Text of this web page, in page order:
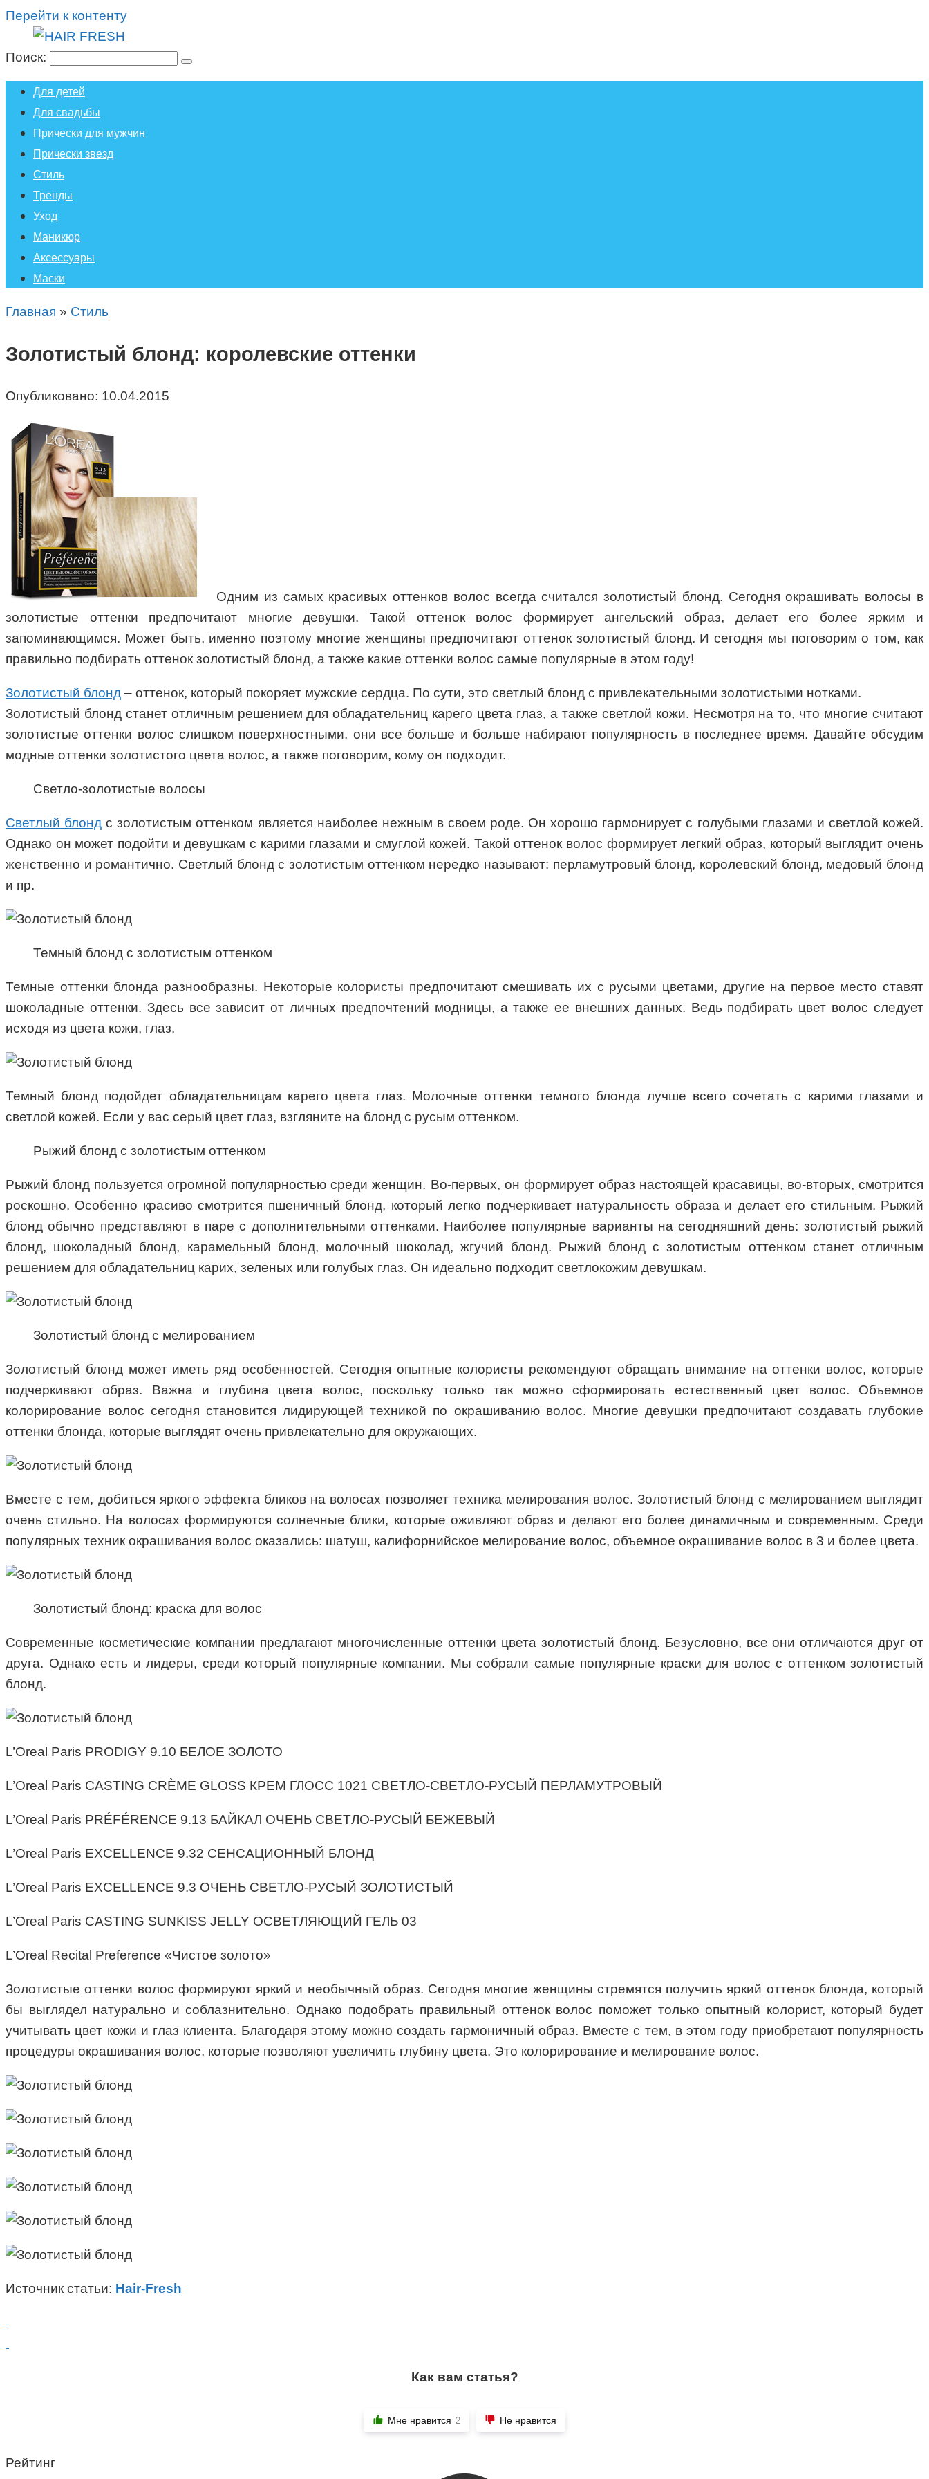
Перейти к контенту
Поиск:
Для детей
Для свадьбы
Прически для мужчин
Прически звезд
Стиль
Тренды
Уход
Маникюр
Аксессуары
Маски
Главная » Стиль
Золотистый блонд: королевские оттенки
Опубликовано: 10.04.2015
Одним из самых красивых оттенков волос всегда считался золотистый блонд. Сегодня окрашивать волосы в
золотистые оттенки предпочитают многие девушки. Такой оттенок волос формирует ангельский образ, делает его более ярким и
запоминающимся. Может быть, именно поэтому многие женщины предпочитают оттенок золотистый блонд. И сегодня мы поговорим о том, как
правильно подбирать оттенок золотистый блонд, а также какие оттенки волос самые популярные в этом году!
Золотистый блонд – оттенок, который покоряет мужские сердца. По сути, это светлый блонд с привлекательными золотистыми нотками.
Золотистый блонд станет отличным решением для обладательниц карего цвета глаз, а также светлой кожи. Несмотря на то, что многие считают
золотистые оттенки волос слишком поверхностными, они все больше и больше набирают популярность в последнее время. Давайте обсудим
модные оттенки золотистого цвета волос, а также поговорим, кому он подходит.
Светло-золотистые волосы
Светлый блонд с золотистым оттенком является наиболее нежным в своем роде. Он хорошо гармонирует с голубыми глазами и светлой кожей.
Однако он может подойти и девушкам с карими глазами и смуглой кожей. Такой оттенок волос формирует легкий образ, который выглядит очень
женственно и романтично. Светлый блонд с золотистым оттенком нередко называют: перламутровый блонд, королевский блонд, медовый блонд
и пр.
Темный блонд с золотистым оттенком
Темные оттенки блонда разнообразны. Некоторые колористы предпочитают смешивать их с русыми цветами, другие на первое место ставят
шоколадные оттенки. Здесь все зависит от личных предпочтений модницы, а также ее внешних данных. Ведь подбирать цвет волос следует
исходя из цвета кожи, глаз.
Темный блонд подойдет обладательницам карего цвета глаз. Молочные оттенки темного блонда лучше всего сочетать с карими глазами и
светлой кожей. Если у вас серый цвет глаз, взгляните на блонд с русым оттенком.
Рыжий блонд с золотистым оттенком
Рыжий блонд пользуется огромной популярностью среди женщин. Во-первых, он формирует образ настоящей красавицы, во-вторых, смотрится
роскошно. Особенно красиво смотрится пшеничный блонд, который легко подчеркивает натуральность образа и делает его стильным. Рыжий
блонд обычно представляют в паре с дополнительными оттенками. Наиболее популярные варианты на сегодняшний день: золотистый рыжий
блонд, шоколадный блонд, карамельный блонд, молочный шоколад, жгучий блонд. Рыжий блонд с золотистым оттенком станет отличным
решением для обладательниц карих, зеленых или голубых глаз. Он идеально подходит светлокожим девушкам.
Золотистый блонд с мелированием
Золотистый блонд может иметь ряд особенностей. Сегодня опытные колористы рекомендуют обращать внимание на оттенки волос, которые
подчеркивают образ. Важна и глубина цвета волос, поскольку только так можно сформировать естественный цвет волос. Объемное
колорирование волос сегодня становится лидирующей техникой по окрашиванию волос. Многие девушки предпочитают создавать глубокие
оттенки блонда, которые выглядят очень привлекательно для окружающих.
Вместе с тем, добиться яркого эффекта бликов на волосах позволяет техника мелирования волос. Золотистый блонд с мелированием выглядит
очень стильно. На волосах формируются солнечные блики, которые оживляют образ и делают его более динамичным и современным. Среди
популярных техник окрашивания волос оказались: шатуш, калифорнийское мелирование волос, объемное окрашивание волос в 3 и более цвета.
Золотистый блонд: краска для волос
Современные косметические компании предлагают многочисленные оттенки цвета золотистый блонд. Безусловно, все они отличаются друг от
друга. Однако есть и лидеры, среди который популярные компании. Мы собрали самые популярные краски для волос с оттенком золотистый
блонд.
L’Oreal Paris PRODIGY 9.10 БЕЛОЕ ЗОЛОТО
L’Oreal Paris CASTING CRÈME GLOSS КРЕМ ГЛОСС 1021 CВЕТЛО-СВЕТЛО-РУСЫЙ ПЕРЛАМУТРОВЫЙ
L’Oreal Paris PRÉFÉRENCE 9.13 БАЙКАЛ ОЧЕНЬ СВЕТЛО-РУСЫЙ БЕЖЕВЫЙ
L’Oreal Paris EXCELLENCE 9.32 СЕНСАЦИОННЫЙ БЛОНД
L’Oreal Paris EXCELLENCE 9.3 ОЧЕНЬ СВЕТЛО-РУСЫЙ ЗОЛОТИСТЫЙ
L’Oreal Paris CASTING SUNKISS JELLY ОСВЕТЛЯЮЩИЙ ГЕЛЬ 03
L’Oreal Recital Preference «Чистое золото»
Золотистые оттенки волос формируют яркий и необычный образ. Сегодня многие женщины стремятся получить яркий оттенок блонда, который
бы выглядел натурально и соблазнительно. Однако подобрать правильный оттенок волос поможет только опытный колорист, который будет
учитывать цвет кожи и глаз клиента. Благодаря этому можно создать гармоничный образ. Вместе с тем, в этом году приобретают популярность
процедуры окрашивания волос, которые позволяют увеличить глубину цвета. Это колорирование и мелирование волос.
Источник статьи: Hair-Fresh
Как вам статья?
Мне нравится 2 Не нравится
Рейтинг